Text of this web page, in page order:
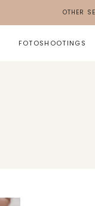
OTHER
FOTOSHOOTINGS